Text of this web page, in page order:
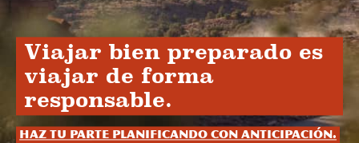
Viajar bien preparado es
viajar de forma
responsable.
Haz tu parte planificando con anticipación.